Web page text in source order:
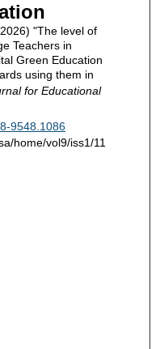
"The level of
Teachers in
Green Education
using them in
for Educational
9548.1086
home/vol9/iss1/11